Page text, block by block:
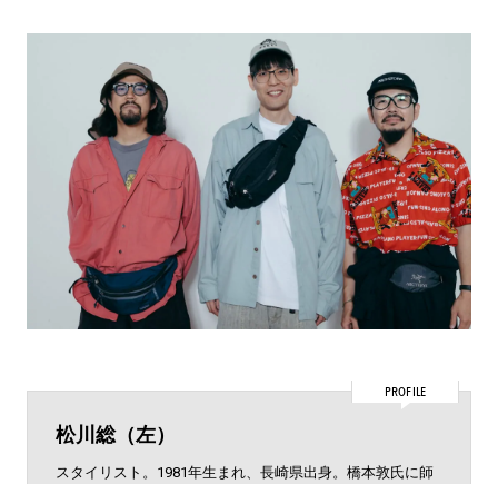
PROFILE
松川総（左）
スタイリスト。1981年生まれ、長崎県出身。橋本敦氏に師